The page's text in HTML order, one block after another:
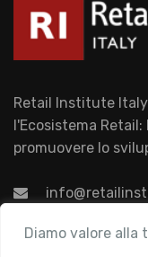
Diamo valore alla
Retail Institute
l'Ecosistema
promuovere lo
Associazione